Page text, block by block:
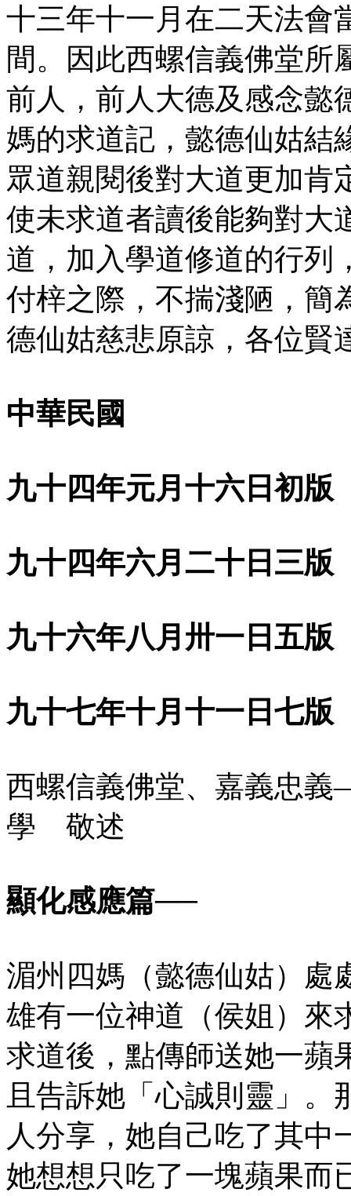
十三年十一月在二天法會
間。因此西螺信義佛堂所
前人，前人大德及感念懿
媽的求道記，懿德仙姑結
眾道親閱後對大道更加肯
使未求道者讀後能夠對大
道，加入學道修道的行列
付梓之際，不揣淺陋，簡
德仙姑慈悲原諒，各位賢
中華民國
九十四年元月十六日初
九十四年六月二十日三
九十六年八月卅一日五
九十七年十月十一日七
西螺信義佛堂、嘉義忠
學 敬述
顯化感應篇──
湄州四媽（懿德仙姑）處
雄有一位神道（侯姐）來
求道後，點傳師送她一蘋
且告訴她「心誠則靈」
人分享，她自己吃了其中
她想想只吃了一塊蘋果而